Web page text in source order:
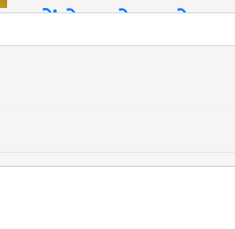
सकेंगे खाने का तेल,